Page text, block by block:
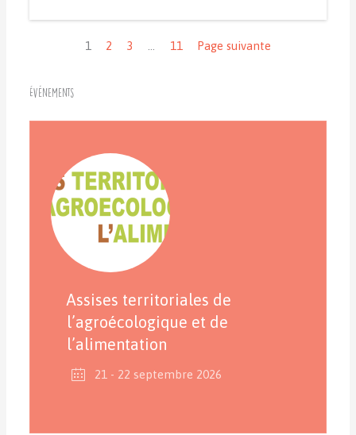
1
2 3 11 Page suivante
Événements
Assises territoriales de
l’agroécologique et de
l’alimentation
21 - 22 septembre 2026